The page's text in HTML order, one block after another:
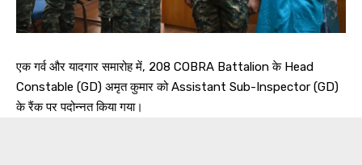
एक गर्व और यादगार समारोह में, 208 COBRA Battalion के Head
Constable (GD) अमृत कुमार को Assistant Sub-Inspector (GD)
के रैंक पर पदोन्नत किया गया।